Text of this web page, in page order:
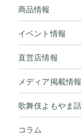
商品情報
イベント情報
直営店情報
メディア掲載情報
歌舞伎よもやま話
コラム